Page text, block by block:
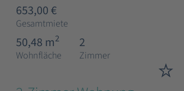
653,00 €
Gesamtmiete
50,48 m2
Wohnfläche
2
Zimmer